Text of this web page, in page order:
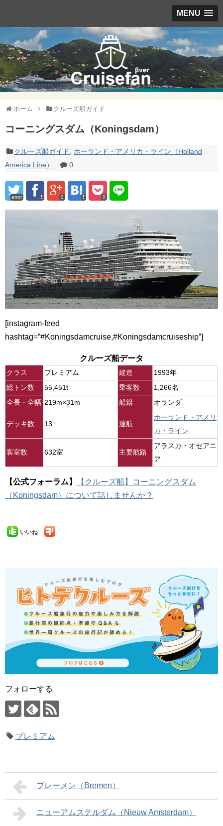
MENU
ホーム クルーズ船ガイド
コーニングスダム（Koningsdam）
クルーズ船ガイド
ホーランド・アメリカ・ライン（Holland
America Line）
0
error 0 0
[instagram-feed
hashtag=”#Koningsdamcruise,#Koningsdamcruiseship”]
クルーズ船データ
クラス プレミアム 建造
1993年
総トン数
55,451t 乗客数
1,266名
全長・全幅 219m×31m 船籍 オランダ
デッキ数 13 運航
ホーランド・アメリ
カ・ライン
客室数 632室 主要航路
アラスカ・オセアニ
ア
【公式フォーラム】
【クルーズ船】コーニングスダム
（Koningsdam）について話しませんか？
いいね
フォローする
プレミアム
ブレーメン（Bremen）
ニューアムステルダム（Nieuw Amsterdam）